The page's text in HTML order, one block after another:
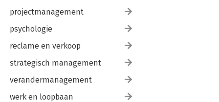
projectmanagement
psychologie
reclame en verkoop
strategisch management
verandermanagement
werk en loopbaan